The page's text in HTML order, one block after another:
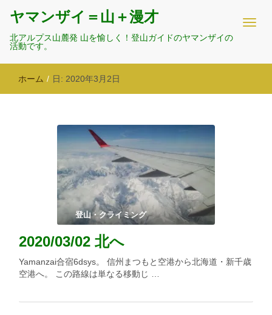
ヤマンザイ＝山＋漫才
北アルプス山麓発 山を愉しく！登山ガイドのヤマンザイの
活動です。
ホーム / 日: 2020年3月2日
登山・クライミング
2020/03/02 北へ
Yamanzai合宿6dsys。 信州まつもと空港から北海道・新千歳
空港へ。 この路線は単なる移動じ …